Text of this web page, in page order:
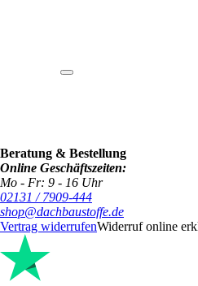
Beratung & Bestellung
Online Geschäftszeiten:
Mo - Fr: 9 - 16 Uhr
02131 / 7909-444
shop@dachbaustoffe.de
Vertrag widerrufenWiderruf online